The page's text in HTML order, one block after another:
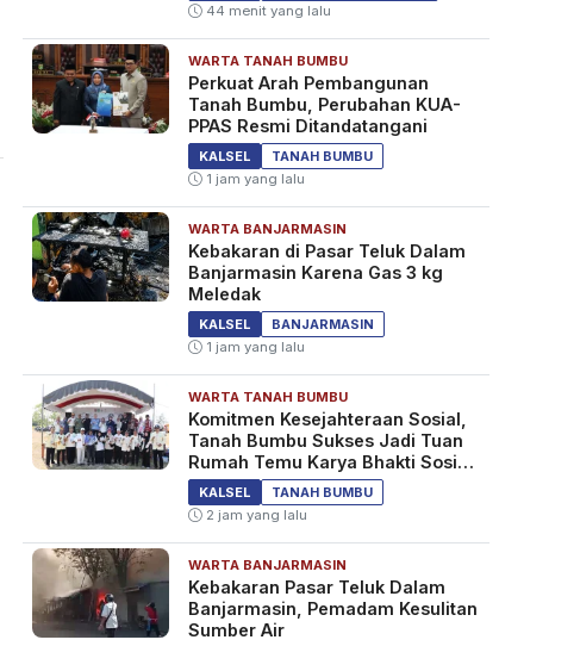
44 menit yang lalu
WARTA TANAH BUMBU
Perkuat Arah Pembangunan
Tanah Bumbu, Perubahan KUA-
PPAS Resmi Ditandatangani
KALSEL
TANAH BUMBU
1 jam yang lalu
WARTA BANJARMASIN
Kebakaran di Pasar Teluk Dalam
Banjarmasin Karena Gas 3 kg
Meledak
KALSEL
BANJARMASIN
1 jam yang lalu
WARTA TANAH BUMBU
Komitmen Kesejahteraan Sosial,
Tanah Bumbu Sukses Jadi Tuan
Rumah Temu Karya Bhakti Sosial
PSM Ke-23
KALSEL
TANAH BUMBU
2 jam yang lalu
WARTA BANJARMASIN
Kebakaran Pasar Teluk Dalam
Banjarmasin, Pemadam Kesulitan
Sumber Air